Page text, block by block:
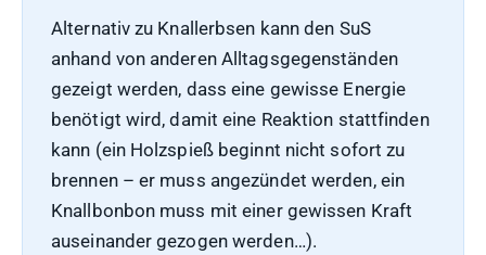
Alternativ zu Knallerbsen kann den SuS
anhand von anderen Alltagsgegenständen
gezeigt werden, dass eine gewisse Energie
benötigt wird, damit eine Reaktion stattfinden
kann (ein Holzspieß beginnt nicht sofort zu
brennen – er muss angezündet werden, ein
Knallbonbon muss mit einer gewissen Kraft
auseinander gezogen werden…).